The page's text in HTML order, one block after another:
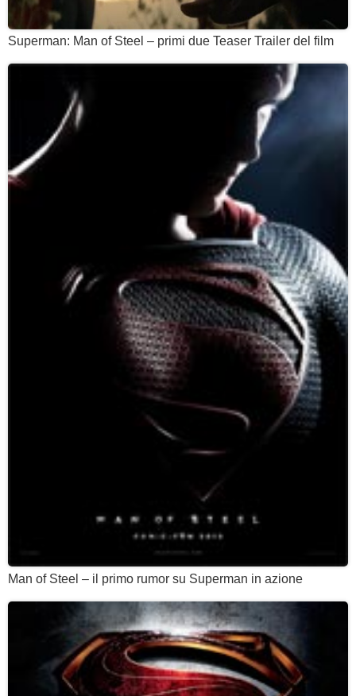
Superman: Man of Steel – primi due Teaser Trailer del film
Man of Steel – il primo rumor su Superman in azione